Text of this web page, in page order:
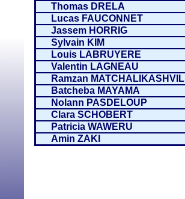
Thomas DRELA
Lucas FAUCONNET
Jassem HORRIG
Sylvain KIM
Louis LABRUYERE
Valentin LAGNEAU
Ramzan MATCHALIKASHVILI
Batcheba MAYAMA
Nolann PASDELOUP
Clara SCHOBERT
Patricia WAWERU
Amin ZAKI